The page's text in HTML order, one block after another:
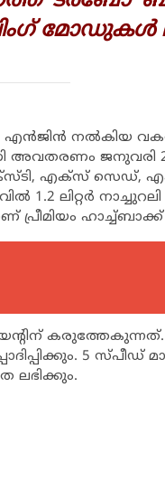
മോഡുകൾ
എൻജിൻ നൽകിയ
ജനുവരി
എക്സ് സെഡ്,
1.2 ലിറ്റർ
ഹാച്ച്ബാക്ക്
5 സ്പീഡ്
ലഭിക്കും.